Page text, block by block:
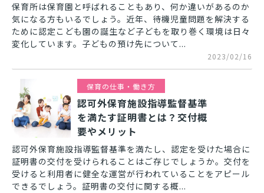
保育所は保育園と呼ばれることもあり、何か違いがあるのか
気になる方もいるでしょう。近年、待機児童問題を解決する
ために認定こども園の誕生など子どもを取り巻く環境は日々
変化しています。子どもの預け先について...
2023/02/16
保育の仕事・働き方
認可外保育施設指導監督基準
を満たす証明書とは？交付概
要やメリット
認可外保育施設指導監督基準を満たし、認定を受けた場合に
証明書の交付を受けられることはご存じでしょうか。交付を
受けると利用者に健全な運営が行われていることをアピール
できるでしょう。証明書の交付に関する概...